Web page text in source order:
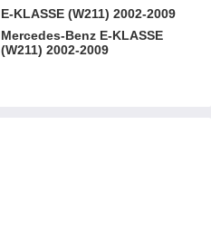
E-KLASSE (W211) 2002-2009
Mercedes-Benz E-KLASSE
(W211) 2002-2009